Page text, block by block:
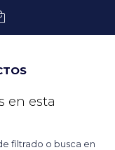
en esta
filtrado o busca en